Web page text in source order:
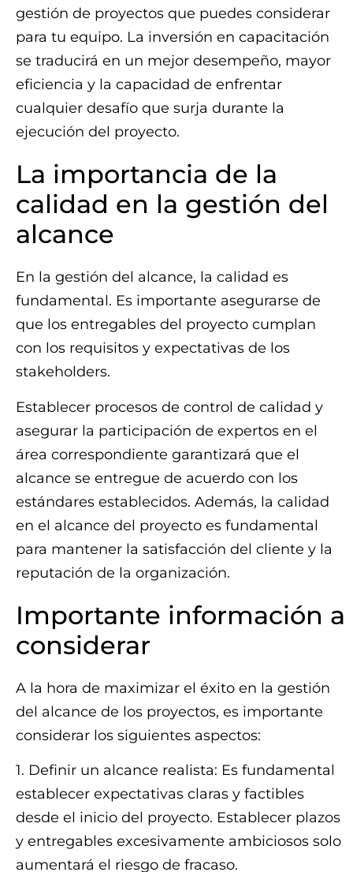
gestión de proyectos que puedes considerar
para tu equipo. La inversión en capacitación
se traducirá en un mejor desempeño, mayor
eficiencia y la capacidad de enfrentar
cualquier desafío que surja durante la
ejecución del proyecto.
La importancia de la
calidad en la gestión del
alcance
En la gestión del alcance, la calidad es
fundamental. Es importante asegurarse de
que los entregables del proyecto cumplan
con los requisitos y expectativas de los
stakeholders.
Establecer procesos de control de calidad y
asegurar la participación de expertos en el
área correspondiente garantizará que el
alcance se entregue de acuerdo con los
estándares establecidos. Además, la calidad
en el alcance del proyecto es fundamental
para mantener la satisfacción del cliente y la
reputación de la organización.
Importante información a
considerar
A la hora de maximizar el éxito en la gestión
del alcance de los proyectos, es importante
considerar los siguientes aspectos:
1. Definir un alcance realista: Es fundamental
establecer expectativas claras y factibles
desde el inicio del proyecto. Establecer plazos
y entregables excesivamente ambiciosos solo
aumentará el riesgo de fracaso.